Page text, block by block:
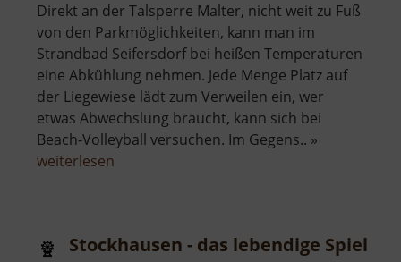
Direkt an der Talsperre Malter, nicht weit zu Fuß
von den Parkmöglichkeiten, kann man im
Strandbad Seifersdorf bei heißen Temperaturen
eine Abkühlung nehmen. Jede Menge Platz auf
der Liegewiese lädt zum Verweilen ein, wer
etwas Abwechslung braucht, kann sich bei
Beach-Volleyball versuchen. Im Gegens.. »
weiterlesen
Stockhausen - das lebendige